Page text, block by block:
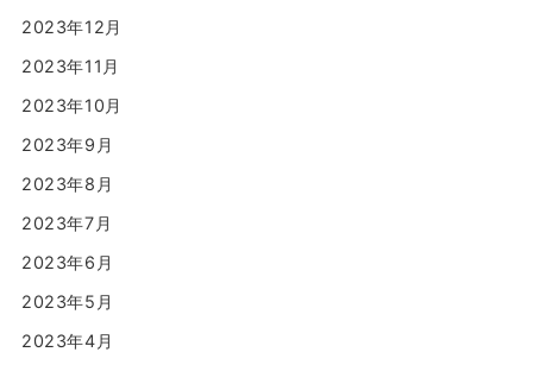
2023年12月
2023年11月
2023年10月
2023年9月
2023年8月
2023年7月
2023年6月
2023年5月
2023年4月